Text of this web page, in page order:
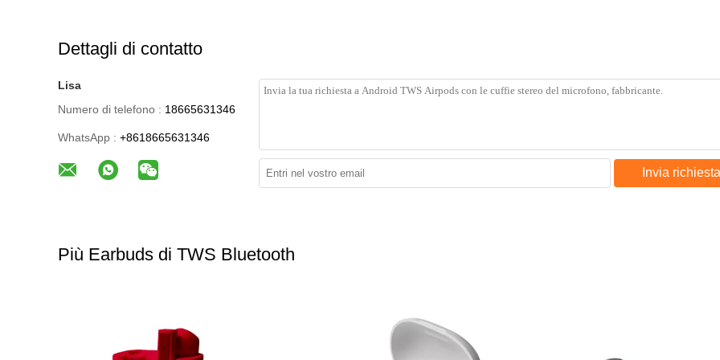
Dettagli di contatto
Lisa
Numero di telefono : 18665631346
WhatsApp : +8618665631346
Invia richiesta
Più Earbuds di TWS Bluetooth